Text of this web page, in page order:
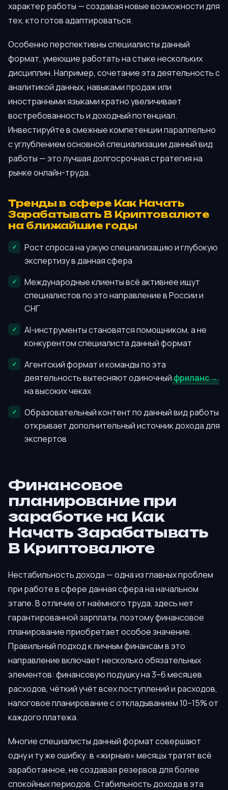
характер работы — создавая новые возможности для
тех, кто готов адаптироваться.
Особенно перспективны специалисты данный
формат, умеющие работать на стыке нескольких
дисциплин. Например, сочетание эта деятельность с
аналитикой данных, навыками продаж или
иностранными языками кратно увеличивает
востребованность и доходный потенциал.
Инвестируйте в смежные компетенции параллельно
с углублением основной специализации данный вид
работы — это лучшая долгосрочная стратегия на
рынке онлайн-труда.
Тренды в сфере Как Начать
Зарабатывать В Криптовалюте
на ближайшие годы
Рост спроса на узкую специализацию и глубокую
экспертизу в данная сфера
Международные клиенты всё активнее ищут
специалистов по это направление в России и
СНГ
AI-инструменты становятся помощником, а не
конкурентом специалиста данный формат
Агентский формат и команды по эта
деятельность вытесняют одиночныйфриланс
на высоких чеках
Образовательный контент по данный вид работы
открывает дополнительный источник дохода для
экспертов
Финансовое
планирование при
заработке на Как
Начать Зарабатывать
В Криптовалюте
Нестабильность дохода — одна из главных проблем
при работе в сфере данная сфера на начальном
этапе. В отличие от наёмного труда, здесь нет
гарантированной зарплаты, поэтому финансовое
планирование приобретает особое значение.
Правильный подход к личным финансам в это
направление включает несколько обязательных
элементов: финансовую подушку на 3–6 месяцев
расходов, чёткий учёт всех поступлений и расходов,
налоговое планирование с откладыванием 10–15% от
каждого платежа.
Многие специалисты данный формат совершают
одну и ту же ошибку: в «жирные» месяцы тратят всё
заработанное, не создавая резервов для более
спокойных периодов. Стабильность дохода в эта